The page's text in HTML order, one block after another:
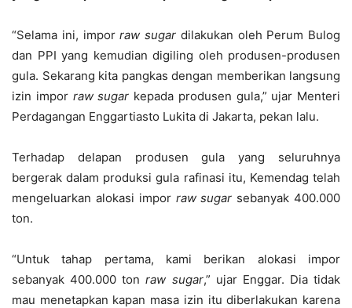
“Selama ini, imporraw sugar dilakukan oleh Perum Bulog
dan PPI yang kemudian digiling oleh produsen-produsen
gula. Sekarang kita pangkas dengan memberikan langsung
izin impor raw sugar kepada produsen gula,” ujar Menteri
Perdagangan Enggartiasto Lukita di Jakarta, pekan lalu.
Terhadap delapan produsen gula yang seluruhnya
bergerak dalam produksi gula rafinasi itu, Kemendag telah
mengeluarkan alokasi impor raw sugar sebanyak 400.000
ton.
“Untuk tahap pertama, kami berikan alokasi impor
sebanyak 400.000 tonraw sugar,” ujar Enggar. Dia tidak
mau menetapkan kapan masa izin itu diberlakukan karena